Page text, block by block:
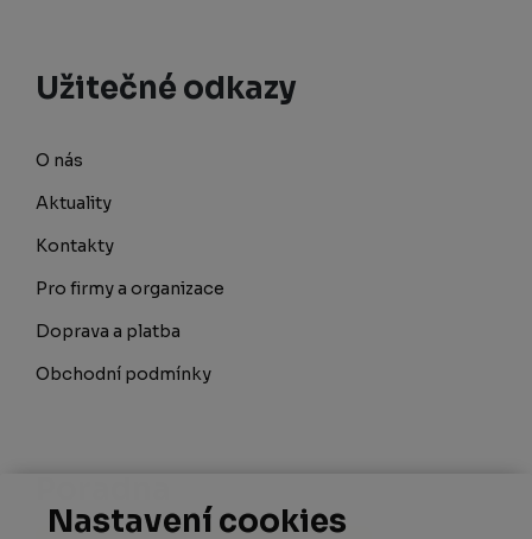
Užitečné odkazy
O nás
Aktuality
Kontakty
Pro firmy a organizace
Doprava a platba
Obchodní podmínky
Nastavení cookies